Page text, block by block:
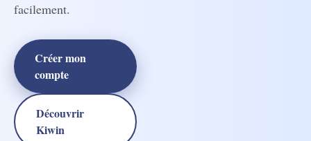
facilement.
Créer mon
compte
Découvrir
Kiwin